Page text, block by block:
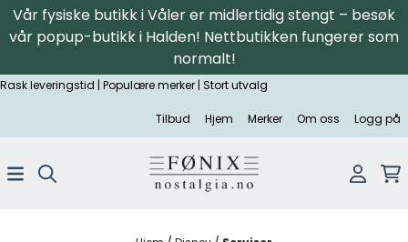
Hopp til innhold
Vår fysiske butikk i Våler er midlertidig stengt – besøk
vår popup-butikk i Halden! Nettbutikken fungerer som
normalt!
Rask leveringstid | Populære merker | Stort utvalg
Tilbud Hjem Merker Om oss Logg på